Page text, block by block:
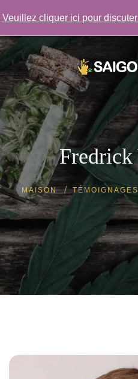
Cliquez ici pour
Fredrick
MAISON TÉMOIGNAGES
Veuillez cliquer ici pour